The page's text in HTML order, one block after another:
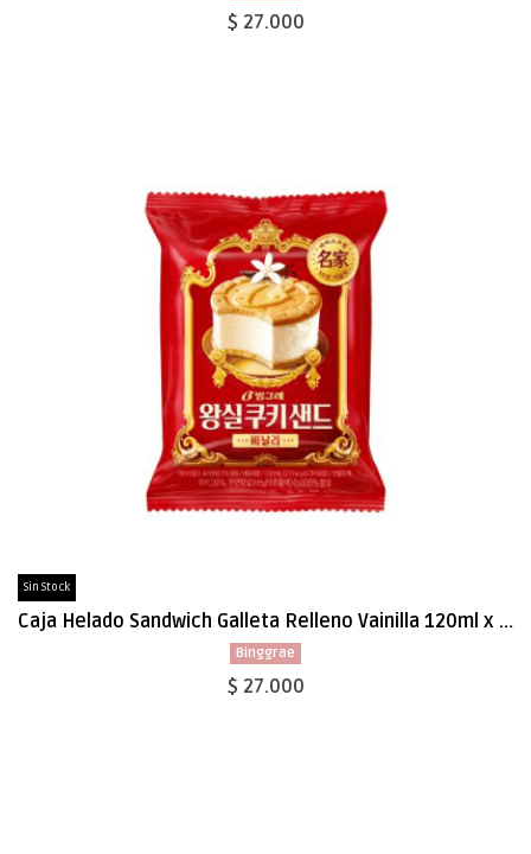
$ 27.000
Sin Stock
Caja Helado Sandwich Galleta Relleno Vainilla 120ml x 12 (11589)
Binggrae
$ 27.000